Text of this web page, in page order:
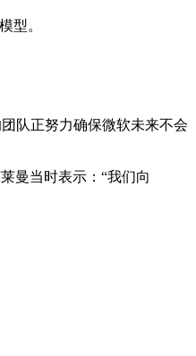
型。
队正努力确保微软未来不会
曼当时表示：“我们向